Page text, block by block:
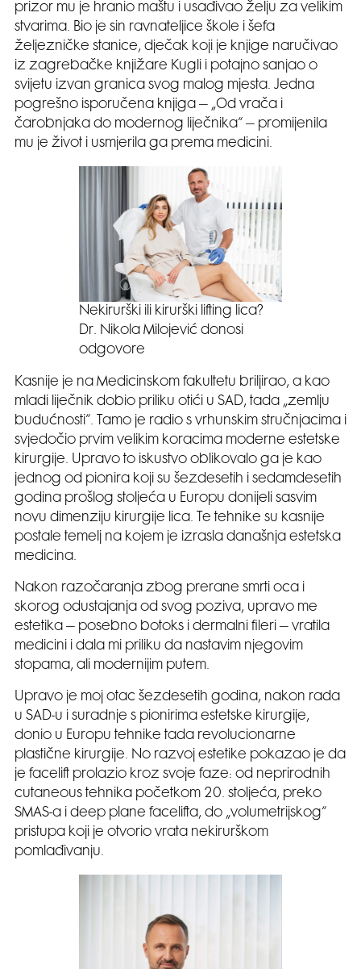
prizor mu je hranio maštu i usađivao želju za velikim
stvarima. Bio je sin ravnateljice škole i šefa
željezničke stanice, dječak koji je knjige naručivao
iz zagrebačke knjižare Kugli i potajno sanjao o
svijetu izvan granica svog malog mjesta. Jedna
pogrešno isporučena knjiga – „Od vrača i
čarobnjaka do modernog liječnika“ – promijenila
mu je život i usmjerila ga prema medicini.
Nekirurški ili kirurški lifting lica?
Dr. Nikola Milojević donosi
odgovore
Kasnije je na Medicinskom fakultetu briljirao, a kao
mladi liječnik dobio priliku otići u SAD, tada „zemlju
budućnosti“. Tamo je radio s vrhunskim stručnjacima i
svjedočio prvim velikim koracima moderne estetske
kirurgije. Upravo to iskustvo oblikovalo ga je kao
jednog od pionira koji su šezdesetih i sedamdesetih
godina prošlog stoljeća u Europu donijeli sasvim
novu dimenziju kirurgije lica. Te tehnike su kasnije
postale temelj na kojem je izrasla današnja estetska
medicina.
Nakon razočaranja zbog prerane smrti oca i
skorog odustajanja od svog poziva, upravo me
estetika – posebno botoks i dermalni fileri – vratila
medicini i dala mi priliku da nastavim njegovim
stopama, ali modernijim putem.
Upravo je moj otac šezdesetih godina, nakon rada
u SAD-u i suradnje s pionirima estetske kirurgije,
donio u Europu tehnike tada revolucionarne
plastične kirurgije. No razvoj estetike pokazao je da
je facelift prolazio kroz svoje faze: od neprirodnih
cutaneous tehnika početkom 20. stoljeća, preko
SMAS-a i deep plane facelifta, do „volumetrijskog“
pristupa koji je otvorio vrata nekirurškom
pomlađivanju.